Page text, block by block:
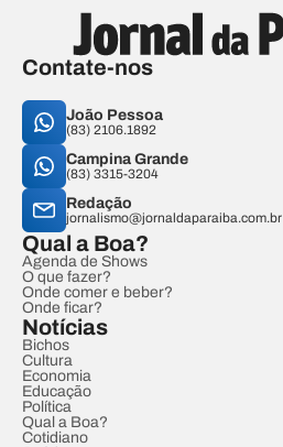
Contate-nos
João Pessoa
(83) 2106.1892
Campina Grande
(83) 3315-3204
Redação
jornalismo@jornaldaparaiba.com.br
Qual a Boa?
Agenda de Shows
O que fazer?
Onde comer e beber?
Onde ficar?
Notícias
Bichos
Cultura
Economia
Educação
Política
Qual a Boa?
Cotidiano